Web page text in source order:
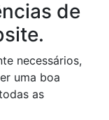
de
necessários,
uma boa
as